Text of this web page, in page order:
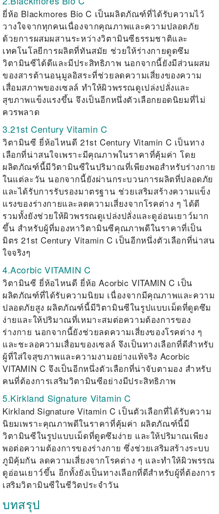
ยี่ห้อ Blackmores Bio C เป็นผลิตภัณฑ์ที่ได้รับความไว้
วางใจจากทุกคนเนื่องจากคุณภาพและความปลอดภัย
ด้วยการผสมผสานระหว่างวิตามินซีธรรมชาติและ
เทคโนโลยีการผลิตที่ทันสมัย ช่วยให้ร่างกายดูดซึม
วิตามินซีได้ดีและมีประสิทธิภาพ นอกจากนี้ยังมีส่วนผสม
ของสารต้านอนุมูลอิสระที่ช่วยลดความเสี่ยงของความ
เสื่อมสภาพของเซลล์ ทำให้ผิวพรรณดูเปล่งปลั่งและ
สุขภาพแข็งแรงขึ้น จึงเป็นอีกหนึ่งตัวเลือกยอดนิยมที่ไม่
ควรพลาด
3.21st Century Vitamin C
วิตามินซี ยี่ห้อไหนดี 21st Century Vitamin C เป็นทาง
เลือกที่น่าสนใจเพราะมีคุณภาพในราคาที่คุ้มค่า โดย
ผลิตภัณฑ์นี้มีวิตามินซีในปริมาณที่เพียงพอสำหรับร่างกาย
ในแต่ละวัน นอกจากนี้ยังผ่านกระบวนการผลิตที่ปลอดภัย
และได้รับการรับรองมาตรฐาน ช่วยเสริมสร้างความแข็ง
แรงของร่างกายและลดความเสี่ยงจากโรคต่าง ๆ ได้ดี
รวมทั้งยังช่วยให้ผิวพรรณดูเปล่งปลั่งและดูอ่อนเยาว์มาก
ขึ้น สำหรับผู้ที่มองหาวิตามินซีคุณภาพดีในราคาที่เป็น
มิตร 21st Century Vitamin C เป็นอีกหนึ่งตัวเลือกที่น่าสน
ใจจริงๆ
4.Acorbic VITAMIN C
วิตามินซี ยี่ห้อไหนดี ยี่ห้อ Acorbic VITAMIN C เป็น
ผลิตภัณฑ์ที่ได้รับความนิยม เนื่องจากมีคุณภาพและความ
ปลอดภัยสูง ผลิตภัณฑ์นี้มีวิตามินซีในรูปแบบเม็ดที่ดูดซึม
ง่ายและให้ปริมาณที่เหมาะสมต่อความต้องการของ
ร่างกาย นอกจากนี้ยังช่วยลดความเสี่ยงของโรคต่าง ๆ
และชะลอความเสื่อมของเซลล์ จึงเป็นทางเลือกที่ดีสำหรับ
ผู้ที่ใส่ใจสุขภาพและความงามอย่างแท้จริง Acorbic
VITAMIN C จึงเป็นอีกหนึ่งตัวเลือกที่น่าจับตามอง สำหรับ
คนที่ต้องการเสริมวิตามินซีอย่างมีประสิทธิภาพ
5.Kirkland Signature Vitamin C
Kirkland Signature Vitamin C เป็นตัวเลือกที่ได้รับความ
นิยมเพราะคุณภาพดีในราคาที่คุ้มค่า ผลิตภัณฑ์นี้มี
วิตามินซีในรูปแบบเม็ดที่ดูดซึมง่าย และให้ปริมาณเพียง
พอต่อความต้องการของร่างกาย ซึ่งช่วยเสริมสร้างระบบ
ภูมิคุ้มกัน ลดความเสี่ยงจากโรคต่าง ๆ และทำให้ผิวพรรณ
ดูอ่อนเยาว์ขึ้น อีกทั้งยังเป็นทางเลือกที่ดีสำหรับผู้ที่ต้องการ
เสริมวิตามินซีในชีวิตประจำวัน
บทสรุป